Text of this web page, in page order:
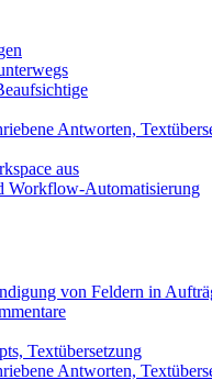
Antworten,
aus
Workflow-Automatisierung
von Feldern in
Textübersetzung
Antworten,